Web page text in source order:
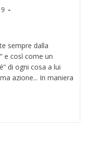
sempre dalla
e così come un
di ogni cosa a lui
azione... In maniera